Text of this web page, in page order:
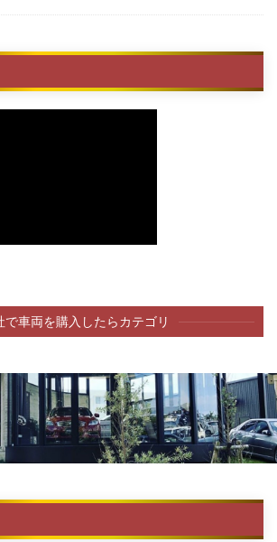
で車両を購入したらカテゴリ